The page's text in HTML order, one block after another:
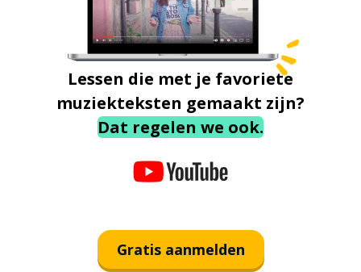
Lessen die met je favoriete
muziekteksten gemaakt zijn?
Dat regelen we ook.
Gratis aanmelden